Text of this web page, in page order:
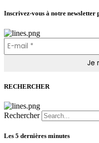
Inscrivez-vous à notre newsletter
RECHERCHER
Rechercher
Les 5 dernières minutes